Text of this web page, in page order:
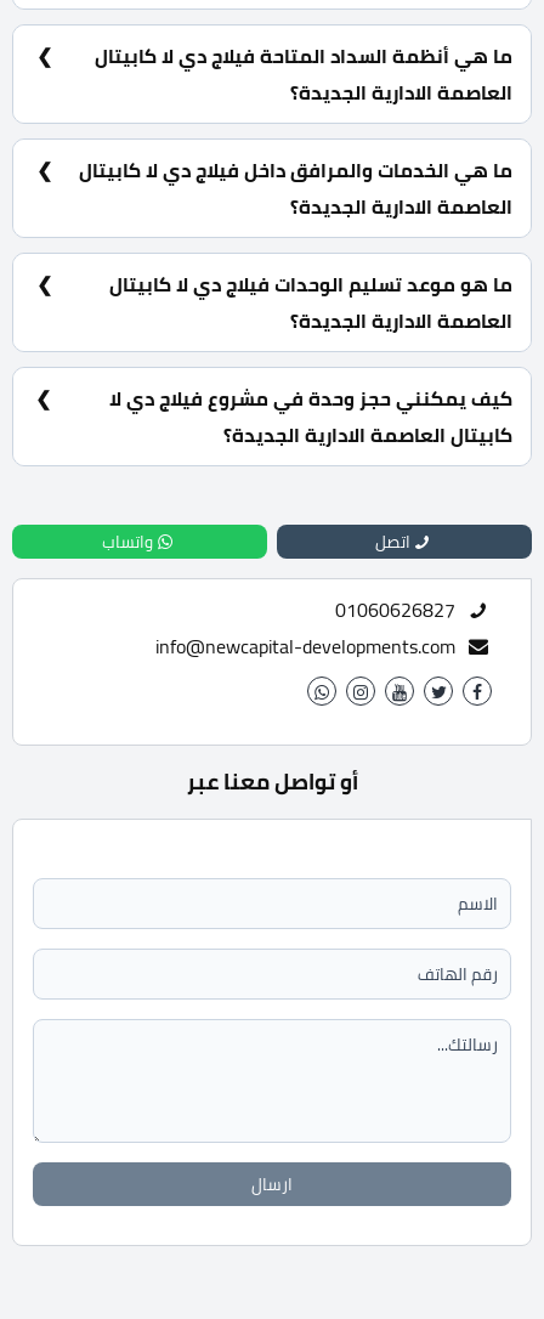
تبدأ الأسعار من 5,500,000 جنية.
ما هي أنظمة السداد المتاحة فيلاج دي لا كابيتال
العاصمة الادارية الجديدة؟
1,5% مقدم تعاقد كما يمكنك تقسيط الباقي على 12 سنة
بالتساوي.
ما هي الخدمات والمرافق داخل فيلاج دي لا كابيتال
العاصمة الادارية الجديدة؟
مساحات خضراء، حمامات سباحة، منطقة ترفيهية، جراج.
ما هو موعد تسليم الوحدات فيلاج دي لا كابيتال
العاصمة الادارية الجديدة؟
سيتم تسليم المشروع خلال 5 سنوات.
كيف يمكنني حجز وحدة في مشروع فيلاج دي لا
كابيتال العاصمة الادارية الجديدة؟
للحجز والاستعلام اتصل بنا على : 01060626827
اتصل واتساب
01060626827
info@newcapital-developments.com
أو تواصل معنا عبر
ارسال